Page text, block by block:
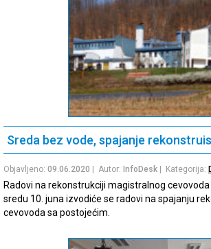
Sreda bez vode, spajanje
Objavljeno: 09.06.2020 | Autor: InfoDesk | Kategorija:
Radovi na rekonstrukciji magistralnog
sredu 10. juna izvodiće se radovi na spajanju
cevovoda sa postojećim.